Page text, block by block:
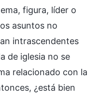
figura, líder o
asuntos no
intrascendentes
de iglesia no se
relacionado con la
¿está bien